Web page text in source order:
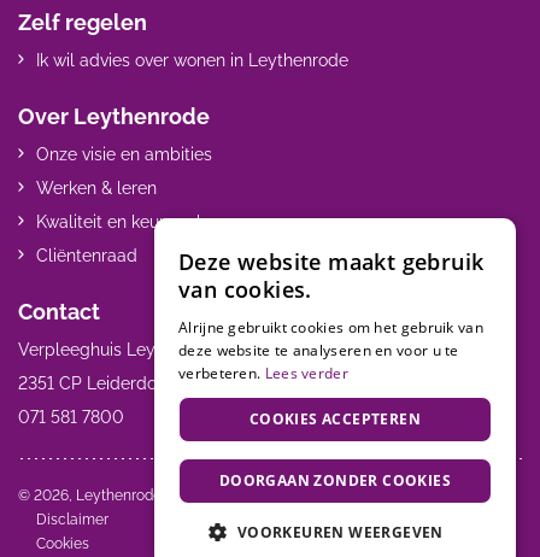
Zelf regelen
Ik wil advies over wonen in Leythenrode
Over Leythenrode
Onze visie en ambities
Werken & leren
Kwaliteit en keurmerken
Cliëntenraad
Contact
Verpleeghuis Leythenrode Hoogmadeseweg 55
2351 CP Leiderdorp
071 581 7800
© 2026, Leythenrode
Disclaimer
Cookies
Deze website maakt gebruik
van cookies.
Alrijne gebruikt cookies om het gebruik van
deze website te analyseren en voor u te
verbeteren. Lees verder
COOKIES ACCEPTEREN
DOORGAAN ZONDER COOKIES
VOORKEUREN WEERGEVEN